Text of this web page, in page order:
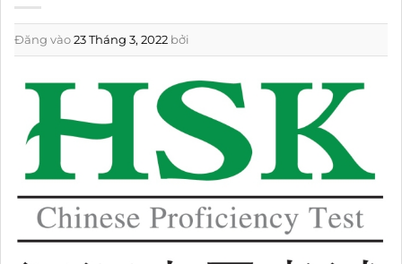
Đăng vào23 Tháng 3, 2022 bởi